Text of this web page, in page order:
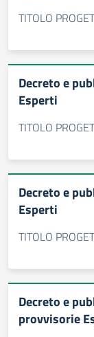
TITOLO
Decreto e
Esperti
TITOLO
Decreto e
Esperti
TITOLO
Decreto e
provvisorie